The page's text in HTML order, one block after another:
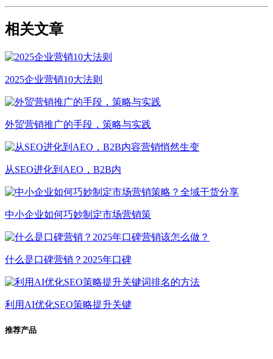
相关文章
2025企业营销10大法则
外贸营销推广的手段，策略与实践
从SEO进化到AEO，B2B内
中小企业如何巧妙制定市场营销策
什么是口碑营销？2025年口碑
利用AI优化SEO策略提升关键
推荐产品